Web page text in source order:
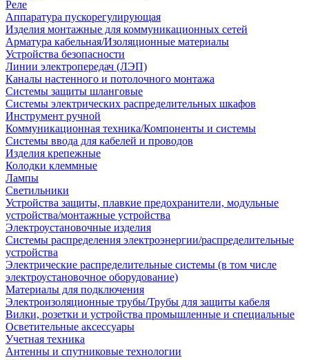
Реле
Аппаратура пускорегулирующая
Изделия монтажные для коммуникационных сетей
Арматура кабельная/Изоляционные материалы
Устройства безопасности
Линии электропередач (ЛЭП)
Каналы настенного и потолочного монтажа
Системы защиты шланговые
Системы электрических распределительных шкафов
Инструмент ручной
Коммуникационная техника/Компоненты и системы
Системы ввода для кабелей и проводов
Изделия крепежные
Колодки клеммные
Лампы
Светильники
Устройства защиты, плавкие предохранители, модульные
устройства/монтажные устройства
Электроустановочные изделия
Системы распределения электроэнергии/распределительные
устройства
Электрические распределительные системы (в том числе
электроустановочное оборудование)
Материалы для подключения
Электроизоляционные трубы/Трубы для защиты кабеля
Вилки, розетки и устройства промышленные и специальные
Осветительные аксессуары
Учетная техника
Антенны и спутниковые технологии